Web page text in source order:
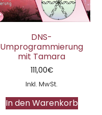
DNS-
Umprogrammierung
mit Tamara
111,00€
Inkl. MwSt.
In den Warenkorb